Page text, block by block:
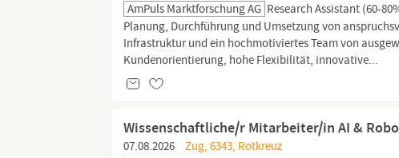
AmPuls Marktforschung AG Research Assistant (60-
Planung, Durchführung und Umsetzung von
Infrastruktur und ein hochmotiviertes Team von
Kundenorientierung, hohe Flexibilität, innovative...
Wissenschaftliche/r Mitarbeiter/in AI &
07.08.2026
Zug, 6343, Rotkreuz